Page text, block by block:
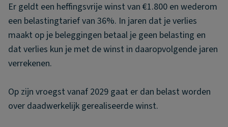
Er geldt een heffingsvrije winst van €1.800 en wederom
een belastingtarief van 36%. In jaren dat je verlies
maakt op je beleggingen betaal je geen belasting en
dat verlies kun je met de winst in daaropvolgende jaren
verrekenen.
Op zijn vroegst vanaf 2029 gaat er dan belast worden
over daadwerkelijk gerealiseerde winst.